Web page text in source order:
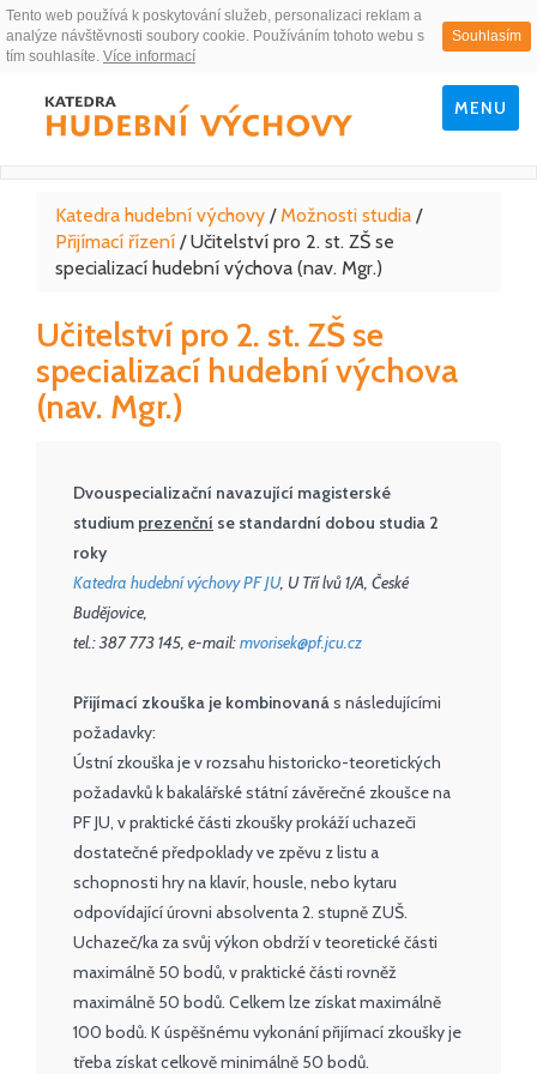
Tento web používá k poskytování služeb, personalizaci reklam a
analýze návštěvnosti soubory cookie. Používáním tohoto webu s
tím souhlasíte. Více informací
Souhlasím
MENU
Katedra hudební výchovy /Možnosti studia /
Přijímací řízení /Učitelství pro 2. st. ZŠ se
specializací hudební výchova (nav. Mgr.)
Učitelství pro 2. st. ZŠ se
specializací hudební výchova
(nav. Mgr.)
Dvouspecializační navazující magisterské
studium prezenční se standardní dobou studia 2
roky
Katedra hudební výchovy PF JU, U Tří lvů 1/A, České
Budějovice,
tel.: 387 773 145, e-mail:mvorisek@pf.jcu.cz
Přijímací zkouška je kombinovanás následujícími
požadavky:
Ústní zkouška je v rozsahu historicko-teoretických
požadavků k bakalářské státní závěrečné zkoušce na
PF JU, v praktické části zkoušky prokáží uchazeči
dostatečné předpoklady ve zpěvu z listu a
schopnosti hry na klavír, housle, nebo kytaru
odpovídající úrovni absolventa 2. stupně ZUŠ.
Uchazeč/ka za svůj výkon obdrží v teoretické části
maximálně 50 bodů, v praktické části rovněž
maximálně 50 bodů. Celkem lze získat maximálně
100 bodů. K úspěšnému vykonání přijímací zkoušky je
třeba získat celkově minimálně 50 bodů.